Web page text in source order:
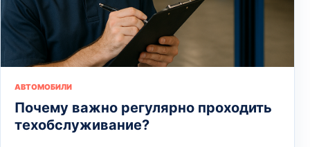
АВТОМОБИЛИ
Почему важно регулярно проходить
техобслуживание?